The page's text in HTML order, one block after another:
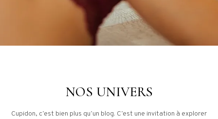
NOS UNIVERS
Cupidon, c’est bien plus qu’un blog. C’est une invitation à explorer